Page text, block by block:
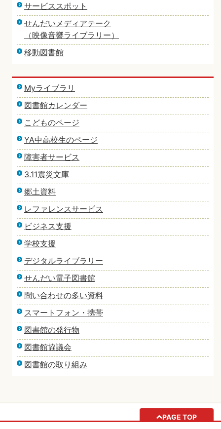
サービススポット
せんだいメディアテーク
（映像音響ライブラリー）
移動図書館
Myライブラリ
図書館カレンダー
こどものページ
YA中高校生のページ
障害者サービス
3.11震災文庫
郷土資料
レファレンスサービス
ビジネス支援
学校支援
デジタルライブラリー
せんだい電子図書館
問い合わせの多い資料
スマートフォン・携帯
図書館の発行物
図書館協議会
図書館の取り組み
PAGE TOP